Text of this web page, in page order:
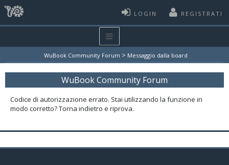
LOGIN REGISTRATI
WuBook Community Forum > Messaggio dalla board
WuBook Community Forum
Codice di autorizzazione errato. Stai utilizzando la funzione in
modo corretto? Torna indietro e riprova.